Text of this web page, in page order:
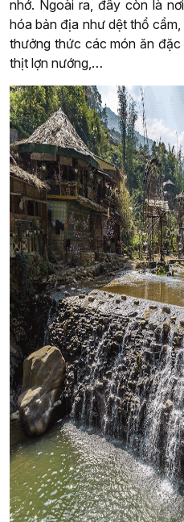
nhớ. Ngoài ra, đây còn là
hóa bản địa như dệt thổ
thưởng thức các món ăn
thịt lợn nướng,…